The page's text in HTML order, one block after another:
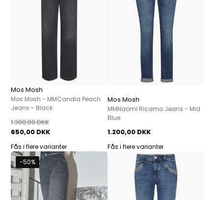
Mos Mosh
Mos Mosh - MMCandia Peach
Jeans - Black
650,00 DKK
1.300,00 DKK
Fås i flere varianter
Mos Mosh
MMNaomi Ricamo Jeans - Mid
Blue
1.200,00 DKK
Fås i flere varianter
-50%